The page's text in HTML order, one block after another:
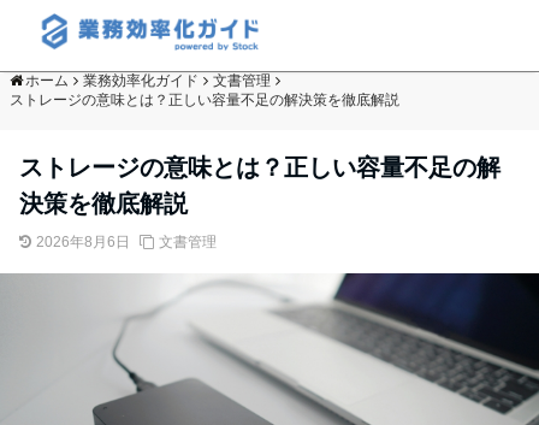
ホーム 業務効率化ガイド
文書管理
ストレージの意味とは？正しい容量不足の解決策を徹底解説
ストレージの意味とは？正しい容量不足の解
決策を徹底解説
2026年8月6日 文書管理